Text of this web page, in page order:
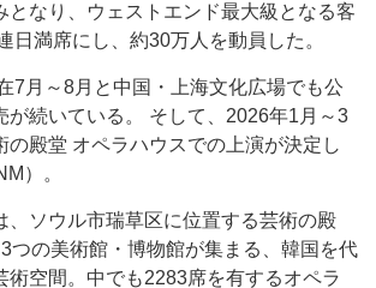
となり、ウェストエンド最大級となる客
日満席にし、約30万人を動員した。
7月～8月と中国・上海文化広場でも公
が続いている。 そして、2026年1月～3
の殿堂 オペラハウスでの上演が決定し
）。
ソウル市瑞草区に位置する芸術の殿
つの美術館・博物館が集まる、韓国を代
術空間。中でも2283席を有するオペラ